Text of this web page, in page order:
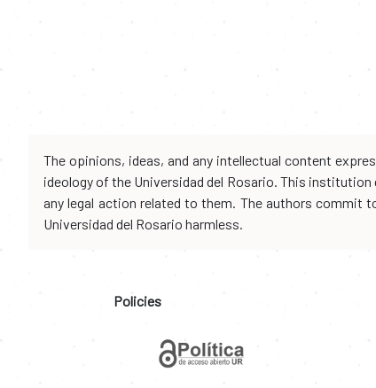
The opinions, ideas, and any intellectual content
ideology of the Universidad del Rosario. This
any legal action related to them. The authors commit
Universidad del Rosario harmless.
Policies